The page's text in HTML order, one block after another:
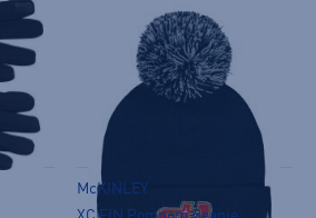
McKINLEY